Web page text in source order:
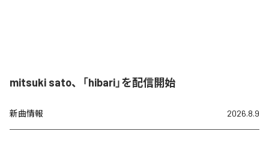
mitsuki sato、「hibari」を配信開始
新曲情報 2026.8.9